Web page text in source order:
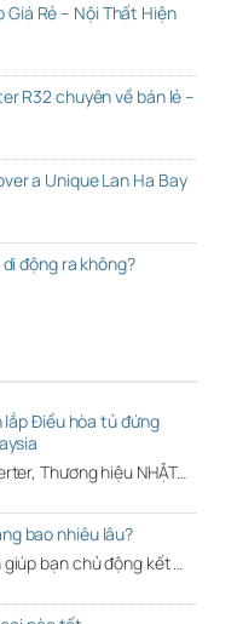
Rẻ – Nội Thất Hiện
R32 chuyên về bán lẻ –
a Unique Lan Ha Bay
động ra không?
Điều hòa tủ đứng
Thương hiệu NHẬT…
bao nhiêu lâu?
bạn chủ động kết …